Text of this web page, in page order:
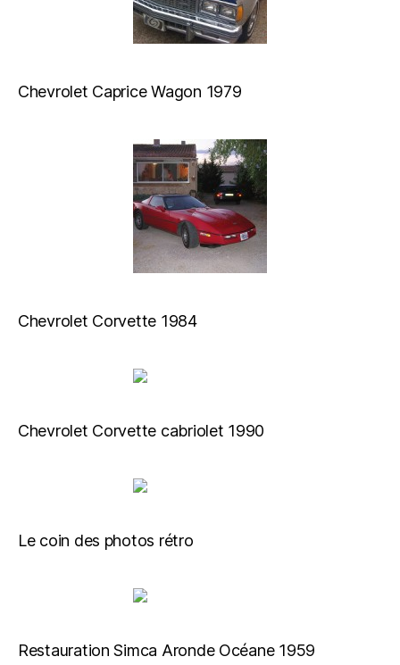
Chevrolet Caprice Wagon 1979
Chevrolet Corvette 1984
Chevrolet Corvette cabriolet 1990
Le coin des photos rétro
Restauration Simca Aronde Océane 1959